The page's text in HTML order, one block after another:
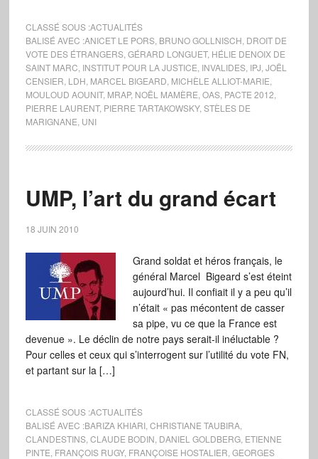
CLASSÉ SOUS :ACTUALITÉS
BALISÉ AVEC :ANICET LE PORS, BRUNO GOLLNISCH DROIT DE
VOTE DES ÉTRANGERS, GÉRARD LONGUET, HÉLIE DENOIX DE
SAINT MARC INSTITUT POUR LA JUSTICE INVALIDES, IPJ JOËL
CENSIER LDH MARCEL BIGEARD MICHÈLE ALLIOT-MARIE
MOULOUD AOUNIT, MRAP, NOËL MAMÈRE OAS, PACTE 2012
PIERRE LAURENT, PIERRE TARTAKOWSKY, STÈLES DE
MARIGNANE UNI
UMP, l’art du grand écart
18 JUIN 2010
Grand soldat et héros français, le
général Marcel Bigeard s’est éteint
aujourd’hui. Il confiait il y a peu qu’il
n’était « pas mécontent de casser
sa pipe, vu ce que la France est
devenue ». Le déclin de notre pays serait-il inéluctable ?
Pour celles et ceux qui s’interrogent sur l’utilité du vote FN,
et partant sur la […]
CLASSÉ SOUS :ACTUALITÉS
BALISÉ AVEC :BARIZA KHIARI, CHRISTIANE TAUBIRA,
CLANDESTINS, CLAUDE BODIN DANIEL GOLDBERG, ETIENNE
PINTE FRANÇOIS RUGY, FRANÇOISE HOSTALIER GEORGES